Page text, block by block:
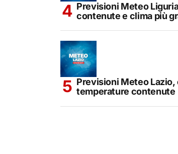
Previsioni Meteo
contenute e clima più
Previsioni Meteo
temperature contenute